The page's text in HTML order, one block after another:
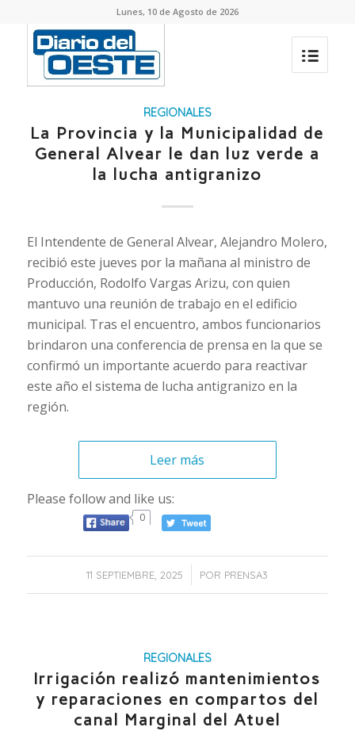
Lunes, 10 de Agosto de 2026
REGIONALES
La Provincia y la Municipalidad de
General Alvear le dan luz verde a
la lucha antigranizo
El Intendente de General Alvear, Alejandro Molero,
recibió este jueves por la mañana al ministro de
Producción, Rodolfo Vargas Arizu, con quien
mantuvo una reunión de trabajo en el edificio
municipal. Tras el encuentro, ambos funcionarios
brindaron una conferencia de prensa en la que se
confirmó un importante acuerdo para reactivar
este año el sistema de lucha antigranizo en la
región.
Leer más
Please follow and like us:
0
11 SEPTIEMBRE, 2025
/ POR PRENSA3
REGIONALES
Irrigación realizó mantenimientos
y reparaciones en compartos del
canal Marginal del Atuel